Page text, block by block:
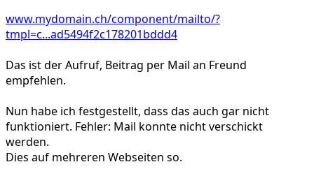
www.mydomain.ch/component/mailto/?
tmpl=c...ad5494f2c178201bddd4
Das ist der Aufruf, Beitrag per Mail an Freund
empfehlen.
Nun habe ich festgestellt, dass das auch gar nicht
funktioniert. Fehler: Mail konnte nicht verschickt
werden.
Dies auf mehreren Webseiten so.